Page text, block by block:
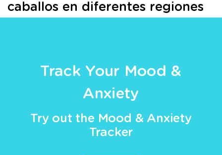
caballos en diferentes regiones
Track Your Mood &
Anxiety
Try out the Mood & Anxiety
Tracker